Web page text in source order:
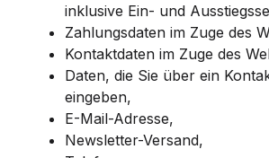
inklusive Ein- und
Zahlungsdaten im Zuge des
Kontaktdaten im Zuge des
Daten, die Sie über ein
eingeben,
E-Mail-Adresse,
Newsletter-Versand,